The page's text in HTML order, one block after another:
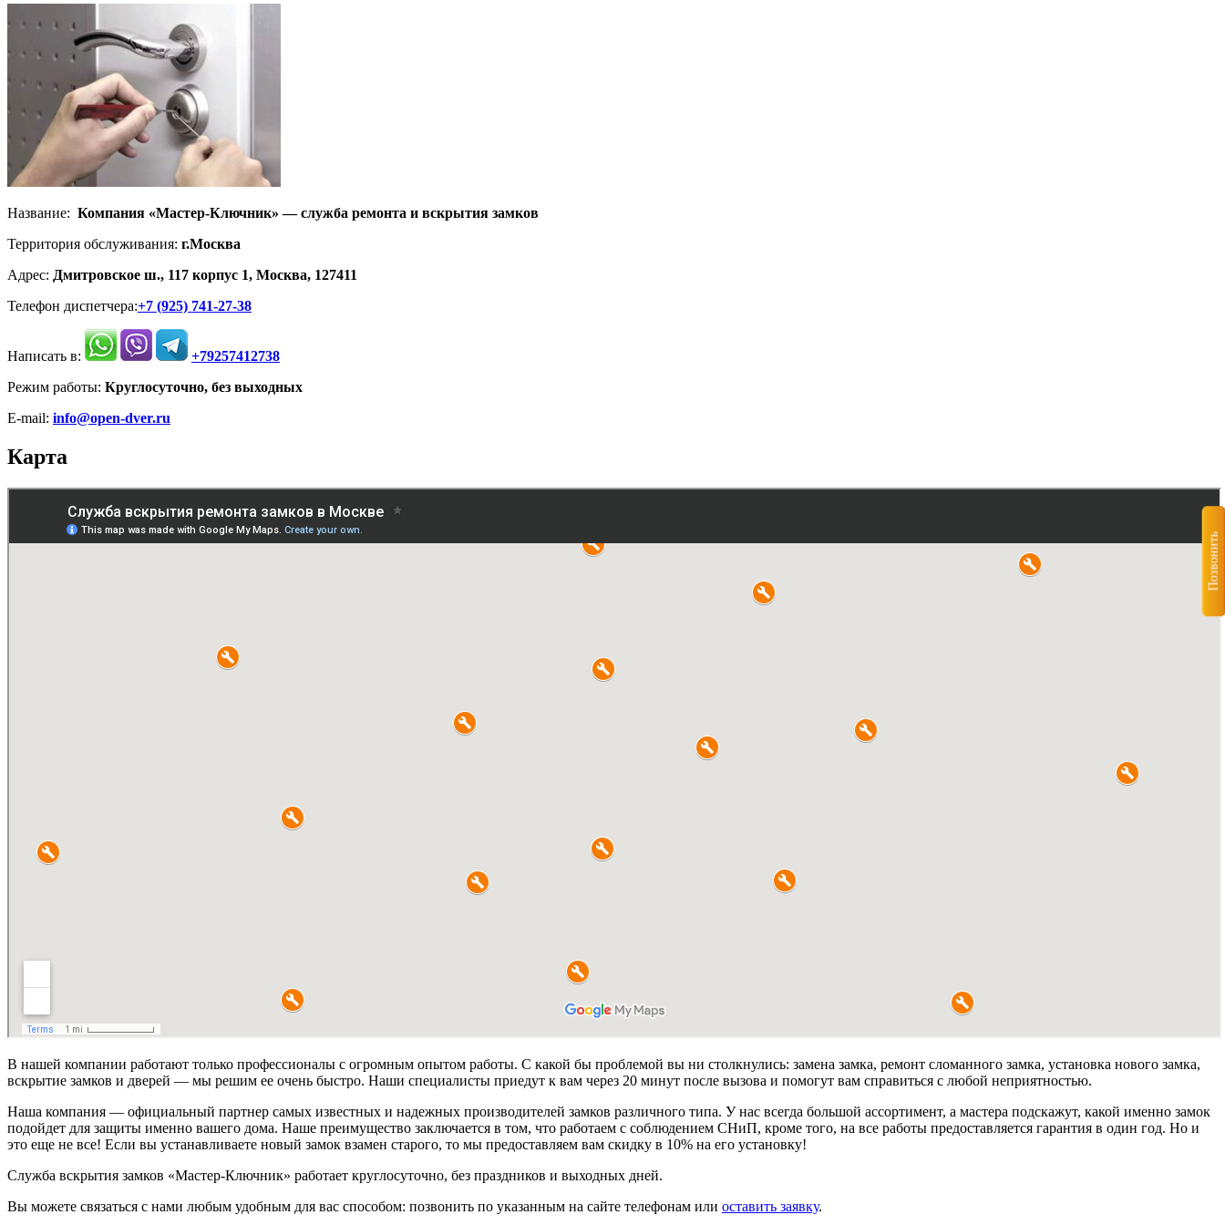
Название: Компания «Мастер-Ключник» — служба ремонта и вскрытия замков
Территория обслуживания: г.Москва
Адрес: Дмитровское ш., 117 корпус 1, Москва, 127411
Телефон диспетчера:+7 (925) 741-27-38
Написать в:
+79257412738
Режим работы: Круглосуточно, без выходных
E-mail: info@open-dver.ru
Карта
В нашей компании работают только профессионалы с огромным опытом работы. С какой бы проблемой вы ни столкнулись: замена замка, ремонт сломанного замка, установка нового замка,
вскрытие замков и дверей — мы решим ее очень быстро. Наши специалисты приедут к вам через 20 минут после вызова и помогут вам справиться с любой неприятностью.
Наша компания — официальный партнер самых известных и надежных производителей замков различного типа. У нас всегда большой ассортимент, а мастера подскажут, какой именно замок
подойдет для защиты именно вашего дома. Наше преимущество заключается в том, что работаем с соблюдением СНиП, кроме того, на все работы предоставляется гарантия в один год. Но и
это еще не все! Если вы устанавливаете новый замок взамен старого, то мы предоставляем вам скидку в 10% на его установку!
Служба вскрытия замков «Мастер-Ключник» работает круглосуточно, без праздников и выходных дней.
Вы можете связаться с нами любым удобным для вас способом: позвонить по указанным на сайте телефонам или оставить заявку.
Позвонить